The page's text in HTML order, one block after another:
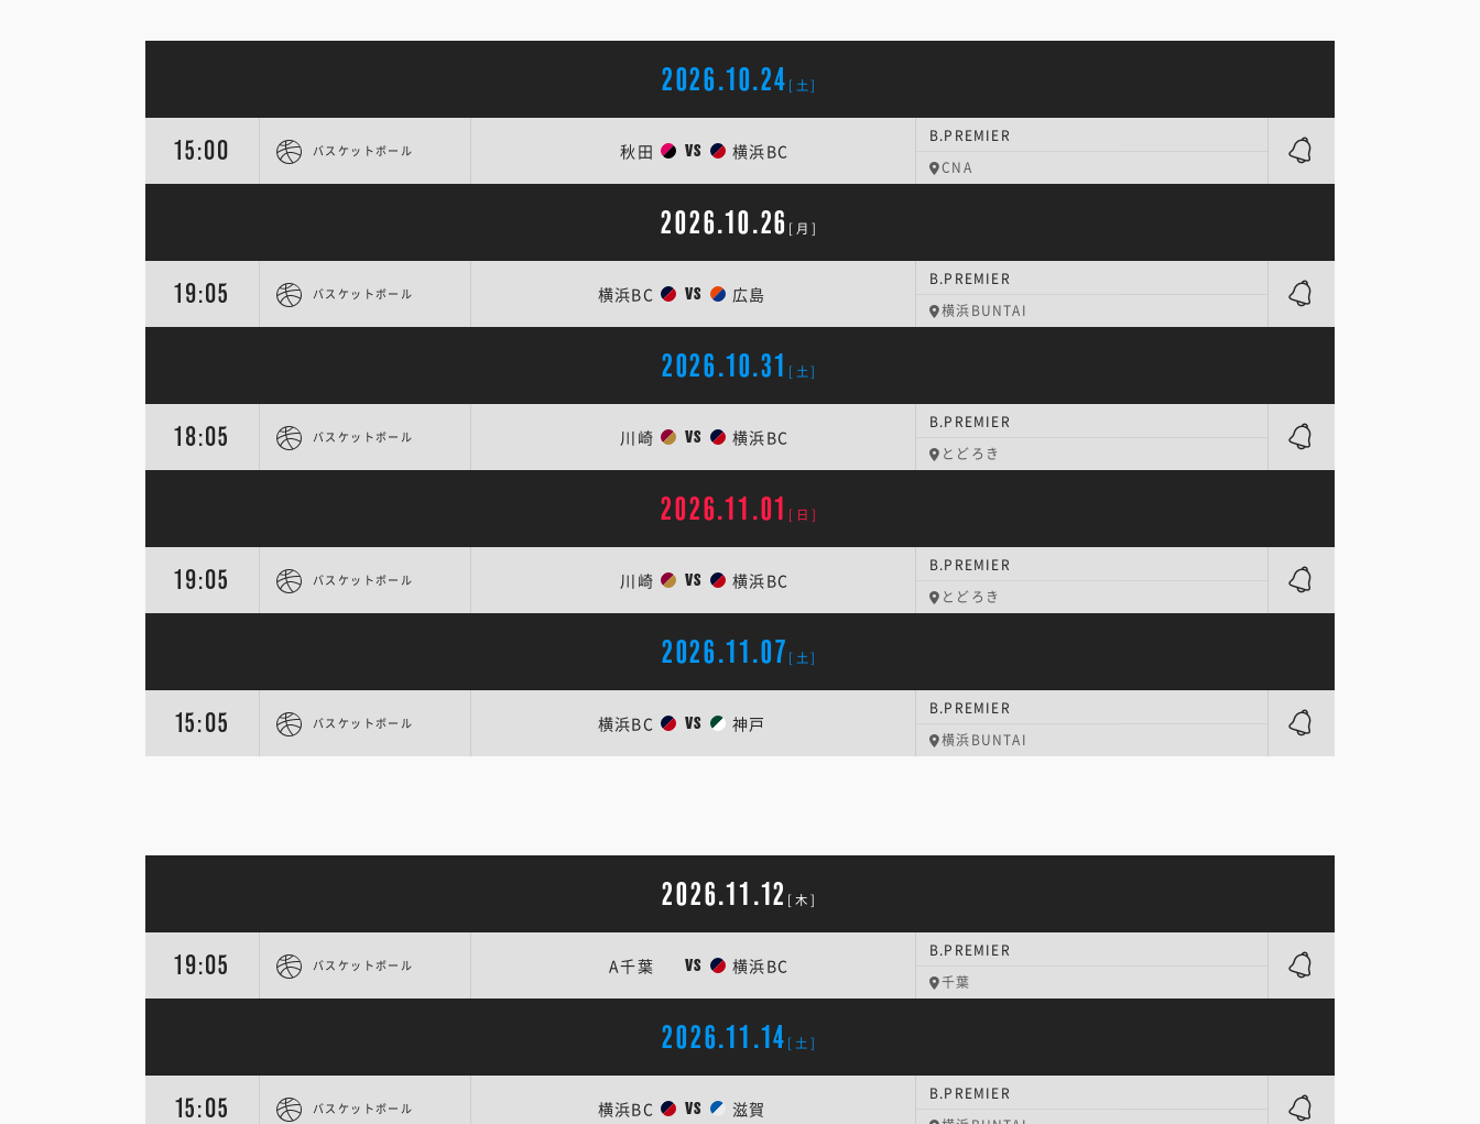
2026.10.24 [土]
15:00 バスケットボール 秋田 VS 横浜BC
B.PREMIER
CNA
2026.10.26 [月]
19:05 バスケットボール 横浜BC VS 広島
B.PREMIER
横浜BUNTAI
2026.10.31 [土]
18:05 バスケットボール 川崎 VS 横浜BC
B.PREMIER
とどろき
2026.11.01 [日]
19:05 バスケットボール 川崎 VS 横浜BC
B.PREMIER
とどろき
2026.11.07 [土]
15:05 バスケットボール 横浜BC VS 神戸
B.PREMIER
横浜BUNTAI
2026.11.12 [木]
19:05 バスケットボール A千葉 VS 横浜BC
B.PREMIER
千葉
2026.11.14 [土]
15:05 バスケットボール 横浜BC VS 滋賀
B.PREMIER